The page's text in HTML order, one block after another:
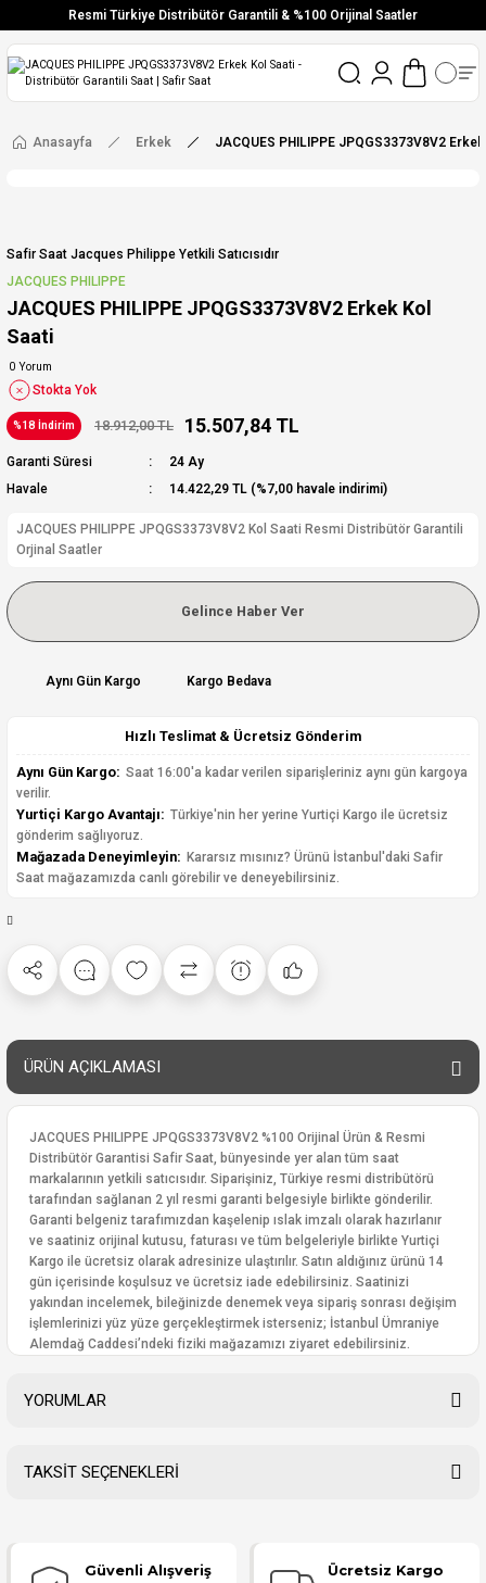
Resmi Türkiye Distribütör Garantili & %100 Orijinal Saatler
Vade Farksız 6 Taksit
Aynı Gün Stoktan Gönderim
Ücretsiz Kargo
Anasayfa Erkek JACQUES PHILIPPE JPQGS3373V8V2
Safir Saat Jacques Philippe Yetkili Satıcısıdır
JACQUES PHILIPPE
JACQUES PHILIPPE JPQGS3373V8V2 Erkek Kol
Saati
0 Yorum
Stokta Yok
%18 İndirim 18.912,00 TL 15.507,84 TL
Garanti Süresi
24 Ay
Havale
14.422,29 TL (%7,00 havale indirimi)
JACQUES PHILIPPE JPQGS3373V8V2 Kol Saati Resmi Distribütör Garantili
Orjinal Saatler
Gelince Haber Ver
Aynı Gün Kargo Kargo Bedava
Hızlı Teslimat & Ücretsiz Gönderim
Aynı Gün Kargo: Saat 16:00'a kadar verilen siparişleriniz aynı gün kargoya
verilir.
Yurtiçi Kargo Avantajı: Türkiye'nin her yerine Yurtiçi Kargo ile ücretsiz
gönderim sağlıyoruz.
Mağazada Deneyimleyin: Kararsız mısınız? Ürünü İstanbul'daki Safir
Saat mağazamızda canlı görebilir ve deneyebilirsiniz.
ÜRÜN AÇIKLAMASI
JACQUES PHILIPPE JPQGS3373V8V2 %100 Orijinal Ürün & Resmi
Distribütör Garantisi Safir Saat, bünyesinde yer alan tüm saat
markalarının yetkili satıcısıdır. Siparişiniz, Türkiye resmi distribütörü
tarafından sağlanan 2 yıl resmi garanti belgesiyle birlikte gönderilir.
Garanti belgeniz tarafımızdan kaşelenip ıslak imzalı olarak hazırlanır
ve saatiniz orijinal kutusu, faturası ve tüm belgeleriyle birlikte Yurtiçi
Kargo ile ücretsiz olarak adresinize ulaştırılır. Satın aldığınız ürünü 14
gün içerisinde koşulsuz ve ücretsiz iade edebilirsiniz. Saatinizi
yakından incelemek, bileğinizde denemek veya sipariş sonrası değişim
işlemlerinizi yüz yüze gerçekleştirmek isterseniz; İstanbul Ümraniye
Alemdağ Caddesi’ndeki fiziki mağazamızı ziyaret edebilirsiniz.
YORUMLAR
Yorum Yaz
TAKSİT SEÇENEKLERİ
Güvenli Alışveriş Ücretsiz Kargo